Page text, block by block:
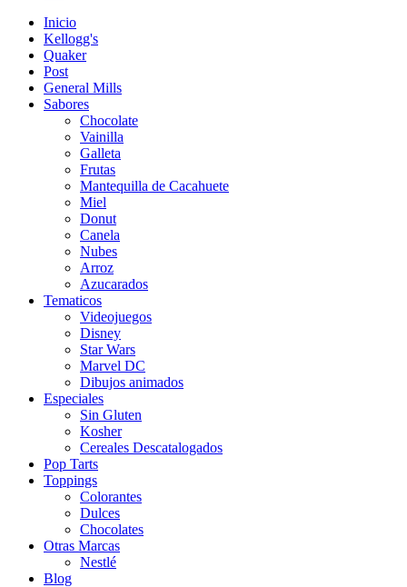
Inicio
Kellogg's
Quaker
Post
General Mills
Sabores
Chocolate
Vainilla
Galleta
Frutas
Mantequilla de Cacahuete
Miel
Donut
Canela
Nubes
Arroz
Azucarados
Tematicos
Videojuegos
Disney
Star Wars
Marvel DC
Dibujos animados
Especiales
Sin Gluten
Kosher
Cereales Descatalogados
Pop Tarts
Toppings
Colorantes
Dulces
Chocolates
Otras Marcas
Nestlé
Blog